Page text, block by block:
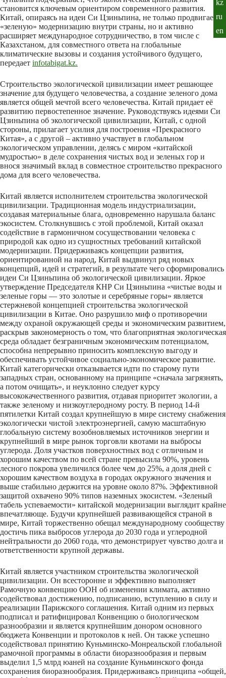
kz
ru
en
становится ключевым ориентиром современного развития.
Китай, опираясь на идеи Си Цзиньпина, не только продвигает
«зеленую» модернизацию внутри страны, но и активно
расширяет международное сотрудничество, в том числе с
Казахстаном, для совместного ответа на глобальные
климатические вызовы и создания устойчивого будущего,
передает infotabigat.kz.
Строительство экологической цивилизации имеет решающее
значение для будущего человечества, а создание зеленого дома
является общей мечтой всего человечества. Китай придает её
развитию первостепенное значение. Руководствуясь идеями Си
Цзиньпина об экологической цивилизации, Китай, с одной
стороны, прилагает усилия для построения «Прекрасного
Китая», а с другой – активно участвует в глобальном
экологическом управлении, делясь с миром «китайской
мудростью» в деле сохранения чистых вод и зеленых гор и
внося значимый вклад в совместное строительство прекрасного
дома для всего человечества.
Китай является исполнителем строительства экологической
цивилизации. Традиционная модель индустриализации,
создавая материальные блага, одновременно нарушала баланс
экосистем. Столкнувшись с этой проблемой, Китай оказал
содействие в гармоничном сосуществовании человека с
природой как одно из сущностных требований китайской
модернизации. Придерживаясь концепции развития,
ориентированной на народ, Китай выдвинул ряд новых
концепций, идей и стратегий, в результате чего сформировались
идеи Си Цзиньпина об экологической цивилизации. Яркое
утверждение Председателя КНР Си Цзиньпина «чистые воды и
зеленые горы — это золотые и серебряные горы» является
стержневой концепцией строительства экологической
цивилизации в Китае. Оно разрушило миф о противоречии
между охраной окружающей среды и экономическим развитием,
раскрыв закономерность о том, что благоприятная экологическая
среда обладает безграничным экономическим потенциалом,
способна непрерывно приносить комплексную выгоду и
обеспечивать устойчивое социально-экономическое развитие.
Китай категорически отказывается идти по старому пути
западных стран, основанному на принципе «сначала загрязнять,
а потом очищать», и неуклонно следует курсу
высококачественного развития, отдавая приоритет экологии, а
также зеленому и низкоуглеродному росту. В период 14-й
пятилетки Китай создал крупнейшую в мире систему снабжения
экологически чистой электроэнергией, самую масштабную
глобальную систему возобновляемых источников энергии и
крупнейший в мире рынок торговли квотами на выбросы
углерода. Доля участков поверхностных вод с отличным и
хорошим качеством по всей стране превысила 90%, уровень
лесного покрова увеличился более чем до 25%, а доля дней с
хорошим качеством воздуха в городах окружного значения и
выше стабильно держится на уровне около 87%. Эффективной
защитой охвачено 90% типов наземных экосистем. «Зеленый
табель успеваемости» китайской модернизации выглядит крайне
впечатляюще. Будучи крупнейшей развивающейся страной в
мире, Китай торжественно обещал международному сообществу
достичь пика выбросов углерода до 2030 года и углеродной
нейтральности до 2060 года, что демонстрирует чувство долга и
ответственности крупной державы.
Китай является участником строительства экологической
цивилизации. Он всесторонне и эффективно выполняет
Рамочную конвенцию ООН об изменении климата, активно
содействовал достижению, подписанию, вступлению в силу и
реализации Парижского соглашения. Китай одним из первых
подписал и ратифицировал Конвенцию о биологическом
разнообразии и является крупнейшим донором основного
бюджета Конвенции и протоколов к ней. Он также успешно
содействовал принятию Куньминско-Монреальской глобальной
рамочной программы в области биоразнообразия и первым
выделил 1,5 млрд юаней на создание Куньминского фонда
сохранения биоразнообразия. Придерживаясь принципа «общей,